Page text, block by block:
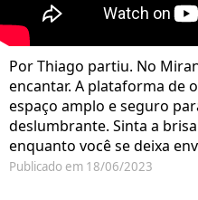
Por Thiago partiu. No
encantar. A plataforma de
espaço amplo e seguro
deslumbrante. Sinta a
enquanto você se deixa
Publicado em 18/06/2023